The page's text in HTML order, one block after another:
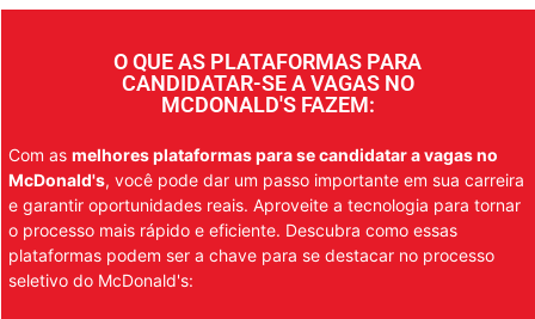
O QUE AS PLATAFORMAS PARA
CANDIDATAR-SE A VAGAS NO
MCDONALD'S FAZEM:
Com as melhores plataformas para se candidatar a vagas no
McDonald's, você pode dar um passo importante em sua carreira
e garantir oportunidades reais. Aproveite a tecnologia para tornar
o processo mais rápido e eficiente. Descubra como essas
plataformas podem ser a chave para se destacar no processo
seletivo do McDonald's: